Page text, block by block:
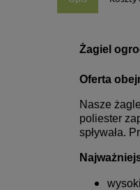
Żagiel
Oferta
Nasze
poliester
spływała.